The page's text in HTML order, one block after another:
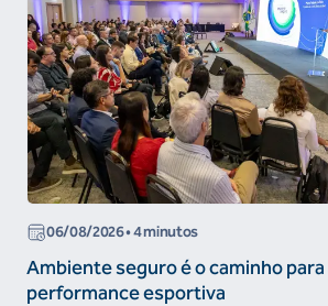
06/08/2026• 4 minutos
Ambiente seguro é o caminho para
performance esportiva